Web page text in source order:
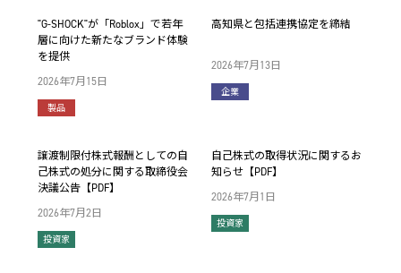
2026年7月15日
製品
"G-SHOCK"が「Roblox」で若年
層に向けた新たなブランド体験
を提供
2026年7月13日
企業
高知県と包括連携協定を締結
2026年7月2日
投資家
譲渡制限付株式報酬としての自
己株式の処分に関する取締役会
決議公告【PDF】
2026年7月1日
投資家
自己株式の取得状況に関するお
知らせ【PDF】